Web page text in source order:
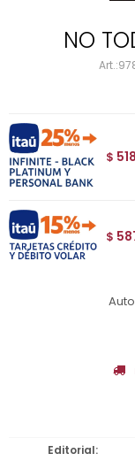
NO
$ 518
$
Editorial